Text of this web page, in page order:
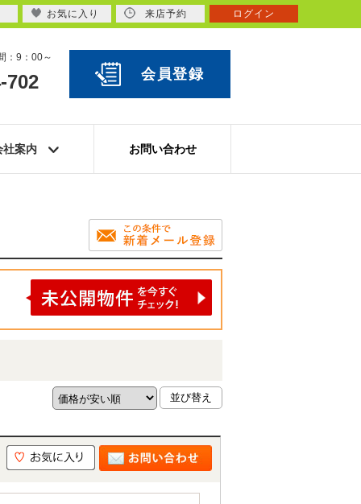
：9：00～
702 会員登録
社案内 お問い合わせ
お気に入り 来店予約 ログイン